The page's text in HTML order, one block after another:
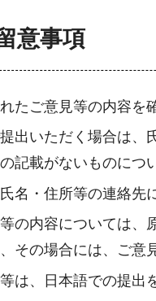
意事項
たご意見等の内容を
出いただく場合は、
記載がないものにつ
名・住所等の連絡先
の内容については、
その場合には、ご意
は、日本語での提出